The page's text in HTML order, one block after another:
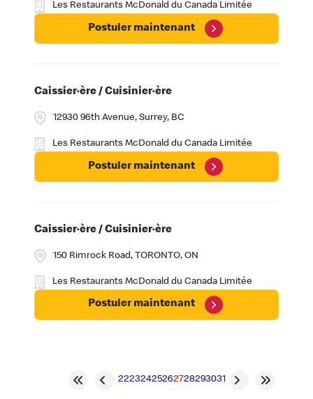
Les Restaurants McDonald du Canada Limitée
Postuler maintenant
Caissier·ère / Cuisinier·ère
12930 96th Avenue, Surrey, BC
Les Restaurants McDonald du Canada Limitée
Postuler maintenant
Caissier·ère / Cuisinier·ère
150 Rimrock Road, TORONTO, ON
Les Restaurants McDonald du Canada Limitée
Postuler maintenant
22232425262728293031